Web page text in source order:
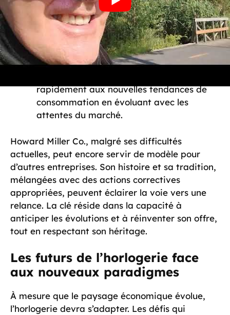
partenariats avec d’autres entreprises
pour créer des synergies.
Investissement en recherche :Mettre à
jour les process de production pour gagner
en efficacité.
rapidement aux nouvelles tendances de
consommation en évoluant avec les
attentes du marché.
Howard Miller Co., malgré ses difficultés
actuelles, peut encore servir de modèle pour
d’autres entreprises. Son histoire et sa tradition,
mélangées avec des actions correctives
appropriées, peuvent éclairer la voie vers une
relance. La clé réside dans la capacité à
anticiper les évolutions et à réinventer son offre,
tout en respectant son héritage.
Les futurs de l’horlogerie face
aux nouveaux paradigmes
À mesure que le paysage économique évolue,
l’horlogerie devra s’adapter. Les défis qui